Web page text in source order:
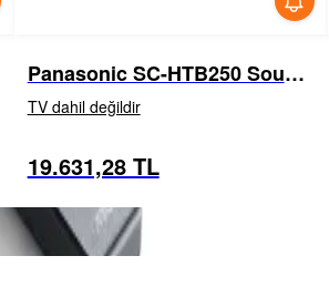
Panasonic SC-HTB250 Sound
Bar Seti
TV dahil değildir
19.631,28 TL
İNCELE